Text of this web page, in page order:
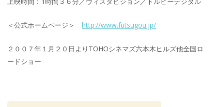
＜公式ホームページ＞ http://www.futsugou.jp/
２００７年１月２０日よりTOHOシネマズ六本木ヒルズ他全国ロ
ードショー